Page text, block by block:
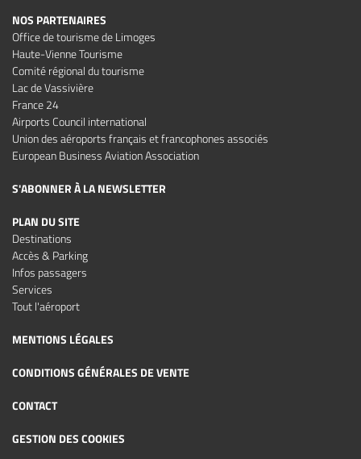
NOS PARTENAIRES
Office de tourisme de Limoges
Haute-Vienne Tourisme
Comité régional du tourisme
Lac de Vassivière
France 24
Airports Council international
Union des aéroports français et francophones associés
European Business Aviation Association
S'ABONNER À LA NEWSLETTER
PLAN DU SITE
Destinations
Accès & Parking
Infos passagers
Services
Tout l'aéroport
MENTIONS LÉGALES
CONDITIONS GÉNÉRALES DE VENTE
CONTACT
GESTION DES COOKIES